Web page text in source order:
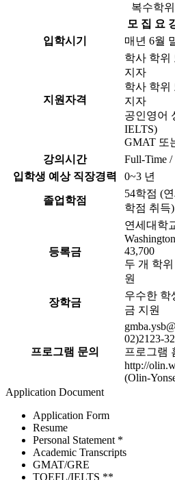
복수학위
모 집 요
입학시기
매년 6월
지원자격
학사 학위
지자
학사 학위
지자
공인영어
IELTS)
GMAT 또
강의시간
Full-Time
입학생 예상 직장경력
0~3 년
졸업학점
54학점 (
학점 취득)
등록금
연세대학
43,700
두 개 학
원
장학금
우수한 학
금 지원
프로그램 문의
02)2123-
프로그램
http://
(Olin-
Application Document
Application Form
Resume
Personal Statement *
Academic Transcripts
GMAT/GRE
TOEFL/IELTS **